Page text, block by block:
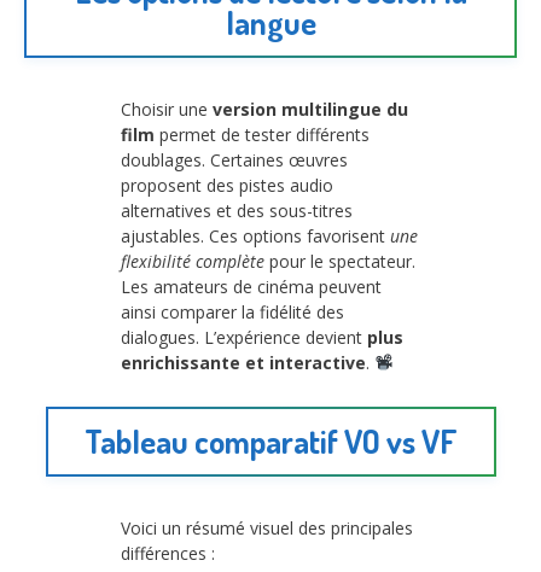
langue
Choisir une version multilingue du
film permet de tester différents
doublages. Certaines œuvres
proposent des pistes audio
alternatives et des sous-titres
ajustables. Ces options favorisent une
flexibilité complète pour le spectateur.
Les amateurs de cinéma peuvent
ainsi comparer la fidélité des
dialogues. L’expérience devient plus
enrichissante et interactive.
Tableau comparatif VO vs VF
Voici un résumé visuel des principales
différences :